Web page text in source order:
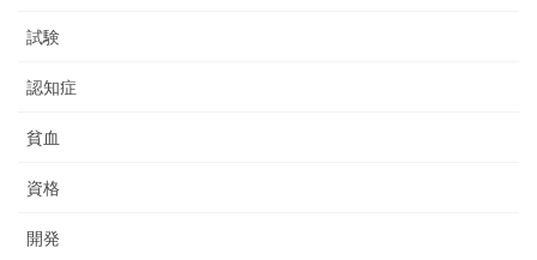
試験
認知症
貧血
資格
開発